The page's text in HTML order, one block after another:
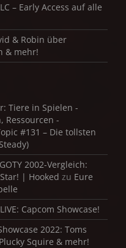
– Early Access auf alle
& Robin über
& mehr!
Tiere in Spielen -
Ressourcen -
#131 – Die tollsten
2002-Vergleich:
| Hooked zu Eure
Capcom Showcase!
2022: Toms
Squire & mehr!